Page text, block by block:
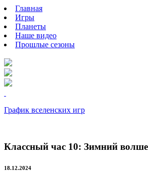
Главная
Игры
Планеты
Наше видео
Прошлые сезоны
График вселенских игр
Классный час 10: Зимний
18.12.2024